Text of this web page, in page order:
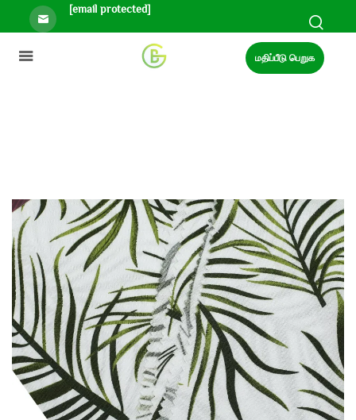
[email protected]
மதிப்பீடு பெறுக